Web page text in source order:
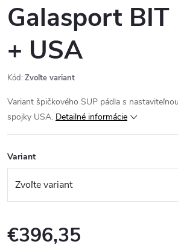
Galasport BIT
+ USA
Kód: Zvoľte variant
Variant špičkového SUP pádla s
spojky USA. Detailné informácie
Variant
€396,35